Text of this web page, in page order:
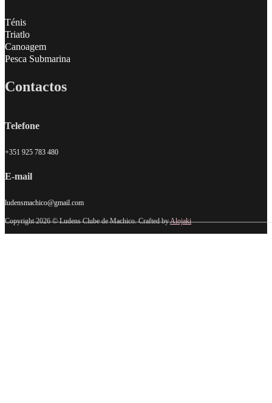
Ténis
Triatlo
Canoagem
Pesca Submarina
Contactos
Telefone
+351 925 783 480
E-mail
ludensmachico@gmail.com
Copyright 2026 © Ludens Clube de Machico. Crafted byAlojaki